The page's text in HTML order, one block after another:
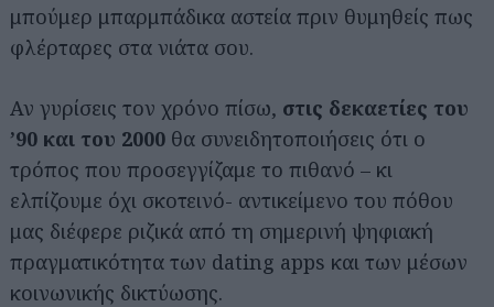
μπούμερ μπαρμπάδικα αστεία πριν θυμηθείς πως
φλέρταρες στα νιάτα σου.
Αν γυρίσεις τον χρόνο πίσω, στις δεκαετίες τoυ
’90 και του 2000 θα συνειδητοποιήσεις ότι ο
τρόπος που προσεγγίζαμε το πιθανό – κι
ελπίζουμε όχι σκοτεινό- αντικείμενο του πόθου
μας διέφερε ριζικά από τη σημερινή ψηφιακή
πραγματικότητα των dating apps και των μέσων
κοινωνικής δικτύωσης.